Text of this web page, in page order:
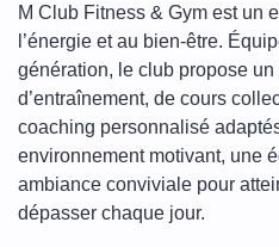
M Club Fitness & Gym est un
l’énergie et au bien-être.
génération, le club propose
d’entraînement, de cours
coaching personnalisé
environnement motivant, une
ambiance conviviale pour
dépasser chaque jour.